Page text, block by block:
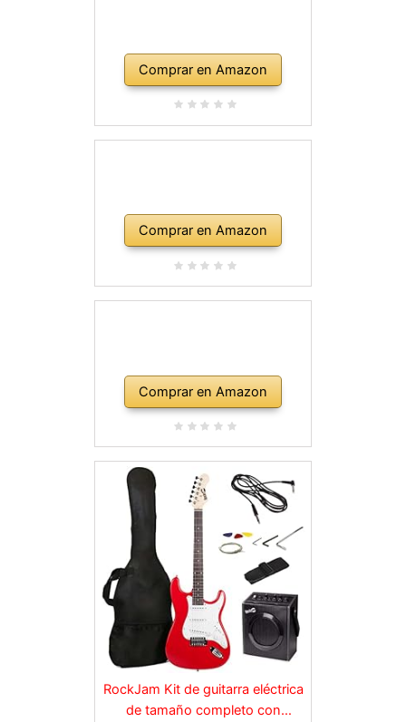
Comprar en Amazon
Comprar en Amazon
Comprar en Amazon
RockJam Kit de guitarra eléctrica
de tamaño completo con